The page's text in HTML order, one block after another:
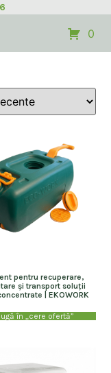
0
pentru recuperare,
și transport soluții
| EKOWORK
în „cere ofertă”